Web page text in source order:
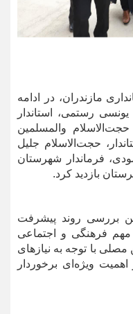
مازندران، در ادامه
رستمی، استاندار
والمسلمین
حجت‌الاسلام جلیل
فرماندار شهرستان
بازدید کرد.
بررسی روند پیشرفت
فرهنگی و اجتماعی
با توجه به نیازهای
ویژه‌ای برخوردار